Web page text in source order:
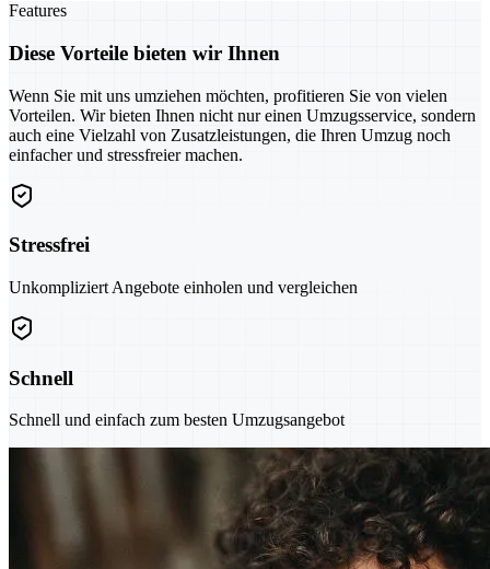
Features
Diese Vorteile bieten wir Ihnen
Wenn Sie mit uns umziehen möchten, profitieren Sie von vielen
Vorteilen. Wir bieten Ihnen nicht nur einen Umzugsservice, sondern
auch eine Vielzahl von Zusatzleistungen, die Ihren Umzug noch
einfacher und stressfreier machen.
Stressfrei
Unkompliziert Angebote einholen und vergleichen
Schnell
Schnell und einfach zum besten Umzugsangebot